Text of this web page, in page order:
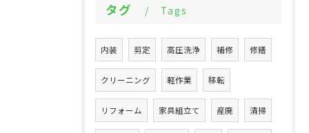
タグ Tags
内装 剪定 高圧洗浄 補修 修繕
クリーニング 軽作業 移転
リフォーム 家具組立て 産廃 清掃